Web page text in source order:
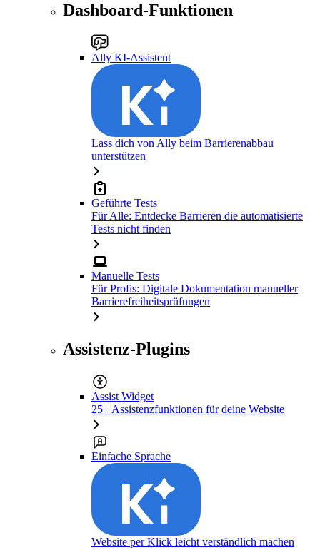
Dashboard-Funktionen
Ally KI-Assistent
Lass dich von Ally beim Barrierenabbau
unterstützen
Geführte Tests
Für Alle: Entdecke Barrieren die automatisierte
Tests nicht finden
Manuelle Tests
Für Profis: Digitale Dokumentation manueller
Barrierefreiheitsprüfungen
Assistenz-Plugins
Assist Widget
25+ Assistenzfunktionen für deine Website
Einfache Sprache
Website per Klick leicht verständlich machen